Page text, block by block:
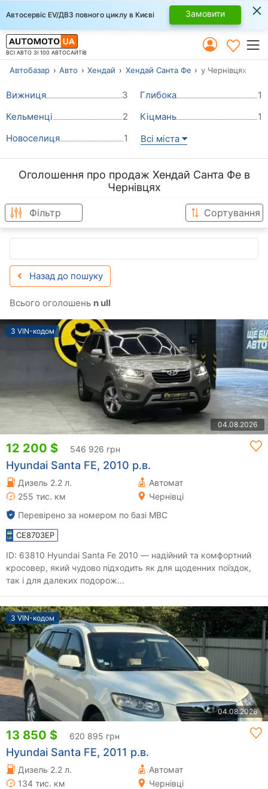
Автосервіс EV/ДВЗ повного циклу в Києві Замовити ×
ВСІ АВТО ЗІ 100 АВТОСАЙТІВ
Автобазар Авто Хендай Хендай Санта Фе у Чернівцях
Вижниця 3 Глибока
1
Кельменці
2 Кіцмань
1
Новоселиця
1 Всі міста
Оголошення про продаж Хендай Санта Фе в
Чернівцях
Фільтр Сортування
Назад до пошуку
Всього оголошень n ull
З VIN-кодом
04.08.2026
12 200 $ 546 926 грн
Hyundai Santa FE, 2010 р.в.
Дизель 2.2 л.
Автомат
255 тис. км
Чернівці
Перевірено за номером по базі МВС
CE8703EP
ID: 63810 Hyundai Santa Fe 2010 — надійний та комфортний
кросовер, який чудово підходить як для щоденних поїздок,
так і для далеких подорож...
З VIN-кодом
04.08.2026
13 850 $ 620 895 грн
Hyundai Santa FE, 2011 р.в.
Дизель 2.2 л.
Автомат
134 тис. км
Чернівці